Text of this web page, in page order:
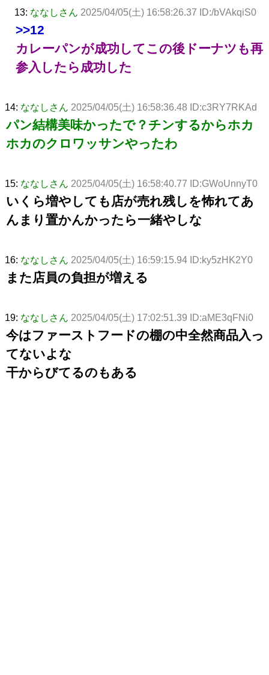
13: ななしさん 2025/04/05(土) 16:58:26.37 ID:/bVAkqiS0
>>12
カレーパンが成功してこの後ドーナツも再
参入したら成功した
14: ななしさん 2025/04/05(土) 16:58:36.48 ID:c3RY7RKAd
パン結構美味かったで？チンするからホカ
ホカのクロワッサンやったわ
15: ななしさん 2025/04/05(土) 16:58:40.77 ID:GWoUnnyT0
いくら増やしても店が売れ残しを怖れてあ
んまり置かんかったら一緒やしな
16: ななしさん 2025/04/05(土) 16:59:15.94 ID:ky5zHK2Y0
また店員の負担が増える
19: ななしさん 2025/04/05(土) 17:02:51.39 ID:aME3qFNi0
今はファーストフードの棚の中全然商品入っ
てないよな
干からびてるのもある